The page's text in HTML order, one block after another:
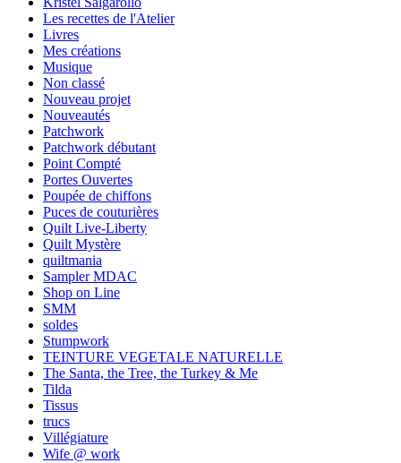
Les recettes de l'Atelier
Livres
Mes créations
Musique
Non classé
Nouveau projet
Nouveautés
Patchwork
Patchwork débutant
Point Compté
Portes Ouvertes
Poupée de chiffons
Puces de couturières
Quilt Live-Liberty
Quilt Mystère
quiltmania
Sampler MDAC
Shop on Line
SMM
soldes
Stumpwork
TEINTURE VEGETALE NATURELLE
The Santa, the Tree, the Turkey & Me
Tilda
Tissus
trucs
Villégiature
Wife @ work